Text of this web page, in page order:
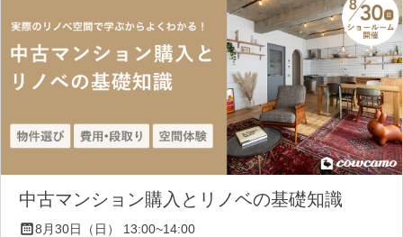
中古マンション購入とリノベの基礎知識
8月30日（日） 13:00~14:00